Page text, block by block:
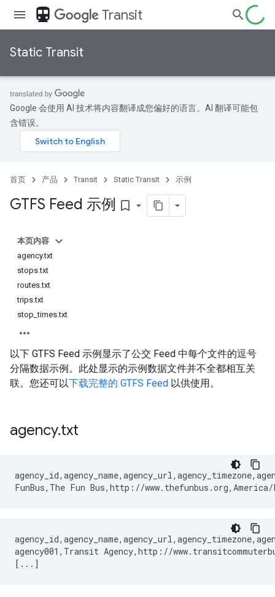
directions_transit Transit
Static Transit
Google 会使用 AI 技术将内容翻译成您偏好的语言。AI 翻译可能包
含错误。
首页 产品 Transit Static Transit 示例
GTFS Feed 示例 bookmark_border
本页内容
agency.txt
stops.txt
routes.txt
trips.txt
stop_times.txt
以下 GTFS Feed 示例显示了公交 Feed 中每个文件的逗号
分隔数据示例。此处显示的示例数据文件并不全都相互关
联。您还可以下载完整的 GTFS Feed 以供使用。
agency.txt
agency001,Transit Agency,http://